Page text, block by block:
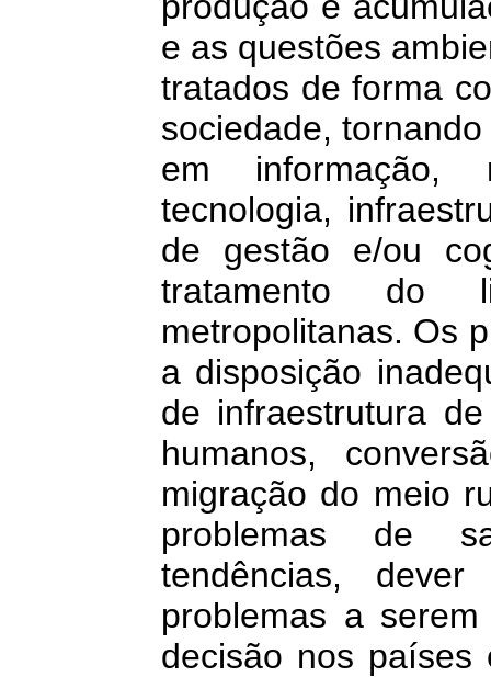
e as questões
tratados de forma
sociedade,
em informação,
tecnologia,
de gestão e/ou
tratamento do
metropolitanas. Os
a disposição
de infraestrutura
humanos,
migração do meio
problemas de
tendências,
problemas a
decisão nos países